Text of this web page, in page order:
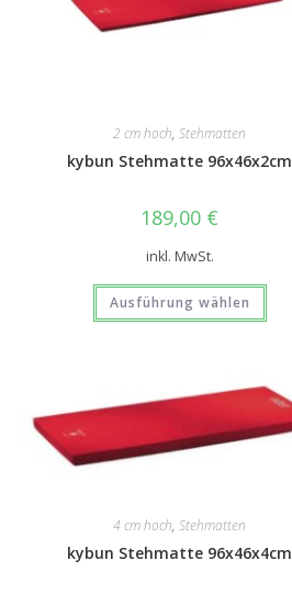
2 cm hoch,Stehmatten
kybun Stehmatte 96x46x2cm
189,00 €
inkl. MwSt.
Ausführung wählen
4 cm hoch,Stehmatten
kybun Stehmatte 96x46x4cm